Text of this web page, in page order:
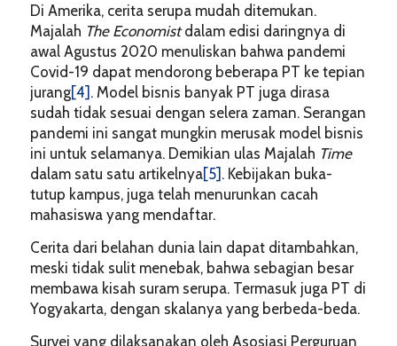
Di Amerika, cerita serupa mudah ditemukan.
Majalah The Economistdalam edisi daringnya di
awal Agustus 2020 menuliskan bahwa pandemi
Covid-19 dapat mendorong beberapa PT ke tepian
jurang[4] . Model bisnis banyak PT juga dirasa
sudah tidak sesuai dengan selera zaman. Serangan
pandemi ini sangat mungkin merusak model bisnis
ini untuk selamanya. Demikian ulas Majalah Time
dalam satu satu artikelnya[5] . Kebijakan buka-
tutup kampus, juga telah menurunkan cacah
mahasiswa yang mendaftar.
Cerita dari belahan dunia lain dapat ditambahkan,
meski tidak sulit menebak, bahwa sebagian besar
membawa kisah suram serupa. Termasuk juga PT di
Yogyakarta, dengan skalanya yang berbeda-beda.
Survei yang dilaksanakan oleh Asosiasi Perguruan